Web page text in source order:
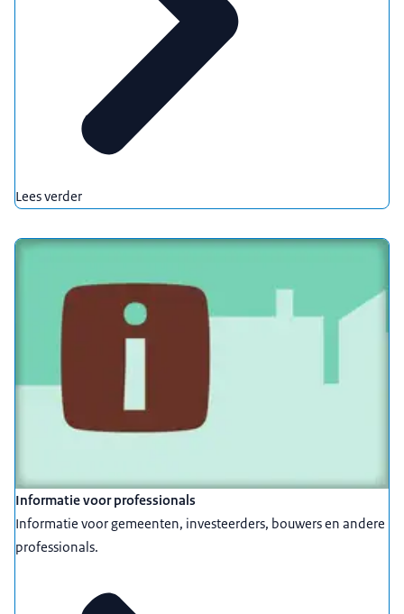
Lees verder
Informatie voor professionals
Informatie voor gemeenten, investeerders, bouwers en andere
professionals.